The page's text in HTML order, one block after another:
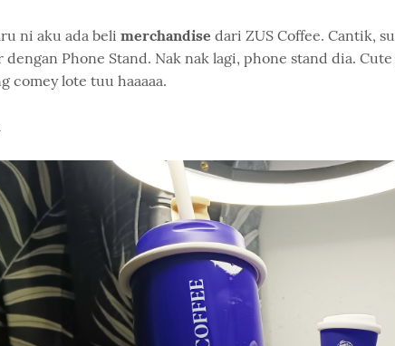
ni aku ada beli merchandise dari ZUS Coffee. Cantik,
dengan Phone Stand. Nak nak lagi, phone stand dia. Cute
comey lote tuu haaaaa.